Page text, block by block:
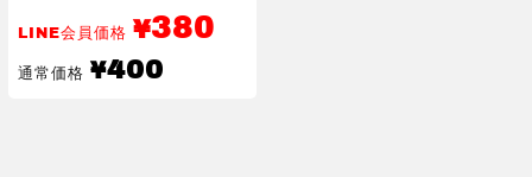
LINE会員価格 ¥380
通常価格
通
常
¥400